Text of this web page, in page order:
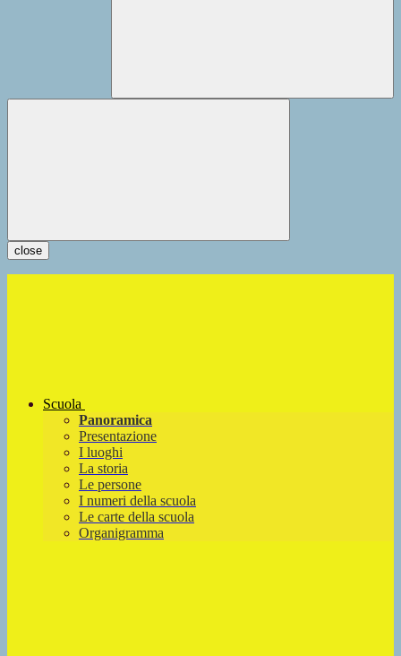
close
Scuola
Panoramica
Presentazione
I luoghi
La storia
Le persone
I numeri della scuola
Le carte della scuola
Organigramma